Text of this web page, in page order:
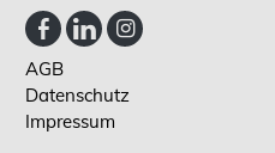
AGB
Datenschutz
Impressum